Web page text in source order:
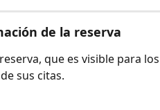
de la reserva
que es visible para los
sus citas.